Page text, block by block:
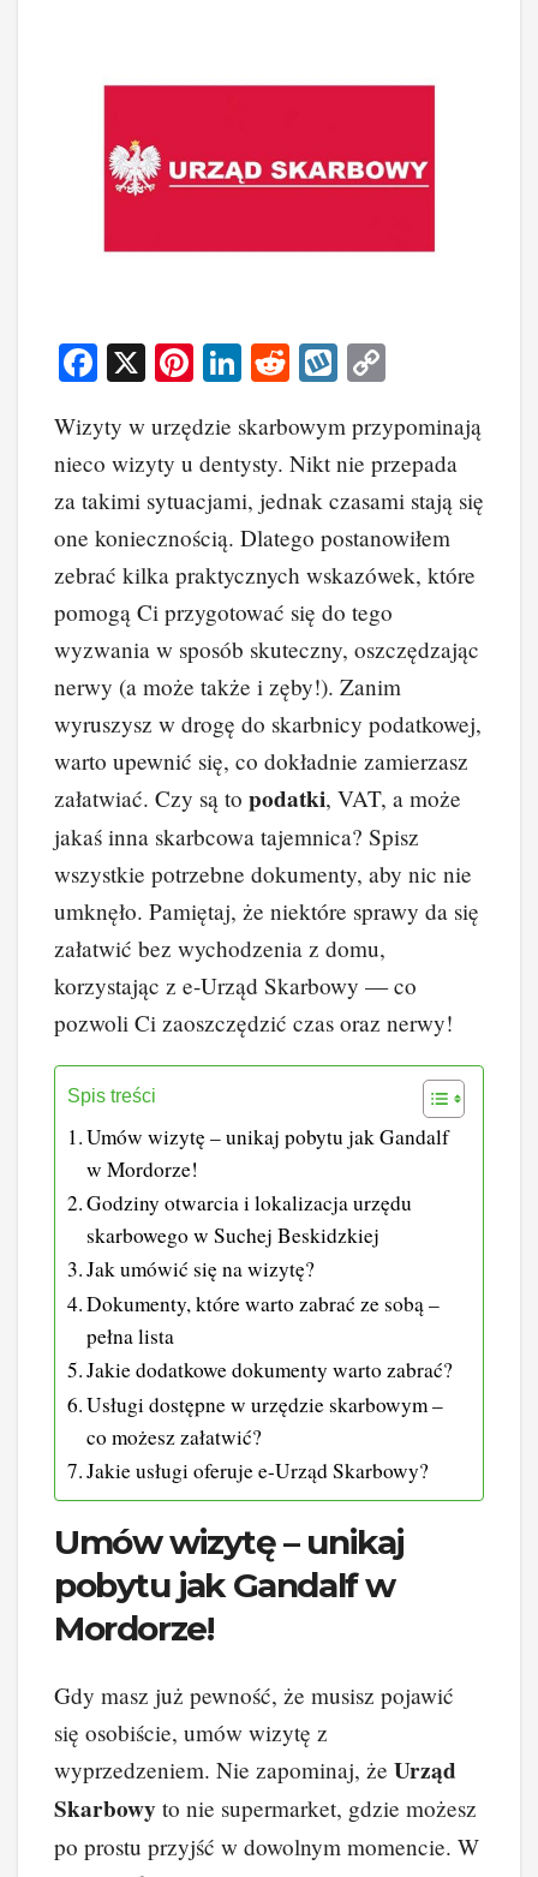
F
c
e
b
o
o
k
X
Pi
er
e
st
Li
k
e
dI
n
R
d
di
t
W
o
p
p
y
Li
n
k
Wizyty w urzędzie skarbowym przypominają
nieco wizyty u dentysty. Nikt nie przepada
za takimi sytuacjami, jednak czasami stają się
one koniecznością. Dlatego postanowiłem
zebrać kilka praktycznych wskazówek, które
pomogą Ci przygotować się do tego
wyzwania w sposób skuteczny, oszczędzając
nerwy (a może także i zęby!). Zanim
wyruszysz w drogę do skarbnicy podatkowej,
warto upewnić się, co dokładnie zamierzasz
załatwiać. Czy są to podatki, VAT, a może
jakaś inna skarbcowa tajemnica? Spisz
wszystkie potrzebne dokumenty, aby nic nie
umknęło. Pamiętaj, że niektóre sprawy da się
załatwić bez wychodzenia z domu,
korzystając z e-Urząd Skarbowy — co
pozwoli Ci zaoszczędzić czas oraz nerwy!
Spis treści
Umów wizytę – unikaj pobytu jak Gandalf
w Mordorze!
Godziny otwarcia i lokalizacja urzędu
skarbowego w Suchej Beskidzkiej
Jak umówić się na wizytę?
Dokumenty, które warto zabrać ze sobą –
pełna lista
Jakie dodatkowe dokumenty warto zabrać?
Usługi dostępne w urzędzie skarbowym –
co możesz załatwić?
Jakie usługi oferuje e-Urząd Skarbowy?
Umów wizytę – unikaj
pobytu jak Gandalf w
Mordorze!
Gdy masz już pewność, że musisz pojawić
się osobiście, umów wizytę z
wyprzedzeniem. Nie zapominaj, że Urząd
Skarbowy to nie supermarket, gdzie możesz
po prostu przyjść w dowolnym momencie. W